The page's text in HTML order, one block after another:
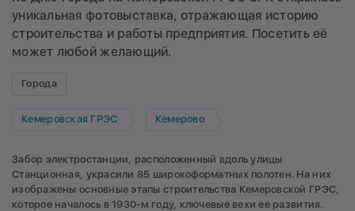
уникальная фотовыставка, отражающая историю
строительства и работы предприятия. Посетить её
может любой желающий.
Города
Кемеровская ГРЭС Кемерово
Забор электростанции, расположенный вдоль улицы
Станционная, украсили 85 широкоформатных полотен. На них
изображены основные этапы строительства Кемеровской ГРЭС,
которое началось в 1930-м году, ключевые вехи ее развития.